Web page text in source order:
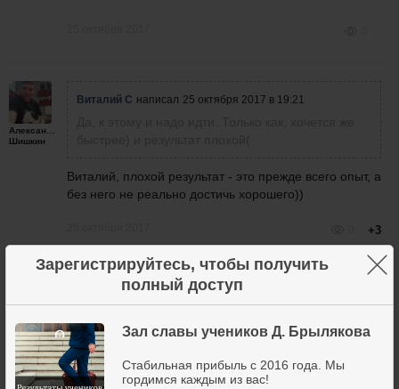
Зарегистрируйтесь, чтобы получить
полный доступ
Зал славы учеников Д. Брылякова
Стабильная прибыль с 2016 года. Мы
гордимся каждым из вас!
×
Александр
Шишкин
Виталий С написал 25 октября 2017 в 19:21
Виталий, плохой результат - это прежде всего опыт, а
без него не реально достичь хорошего))
+3
Артур
Синицын
Виталий С написал 25 октября 2017 в 19:21
Да, к этому и надо идти. Только как, хочется же
быстрее) и результат плохой(
Мы и идем. А что значит "плохой результат"? Я по